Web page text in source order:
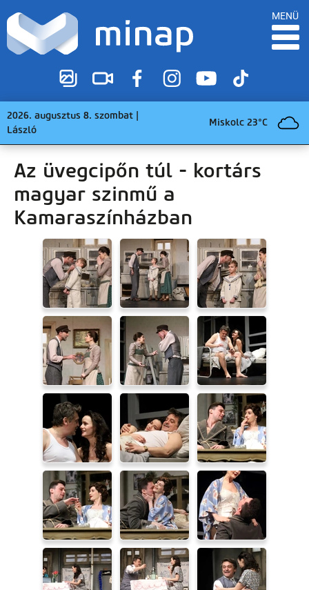
MENÜ
2026. augusztus 8. szombat |
László
Miskolc 23°C
Az üvegcipőn túl - kortárs
magyar szinmű a
Kamaraszínházban